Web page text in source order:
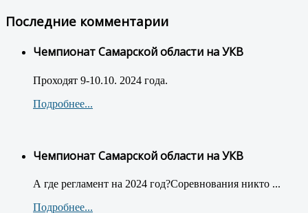
Последние комментарии
Чемпионат Самарской области на УКВ
Проходят 9-10.10. 2024 года.
Подробнее...
Чемпионат Самарской области на УКВ
А где регламент на 2024 год?Соревнования никто ...
Подробнее...